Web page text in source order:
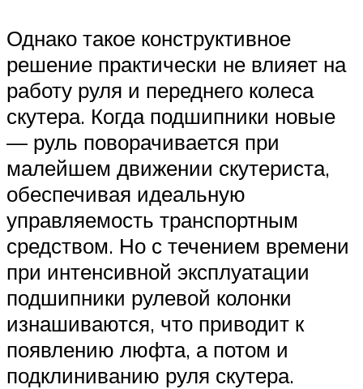
Однако такое конструктивное
решение практически не влияет на
работу руля и переднего колеса
скутера. Когда подшипники новые
— руль поворачивается при
малейшем движении скутериста,
обеспечивая идеальную
управляемость транспортным
средством. Но с течением времени
при интенсивной эксплуатации
подшипники рулевой колонки
изнашиваются, что приводит к
появлению люфта, а потом и
подклиниванию руля скутера.